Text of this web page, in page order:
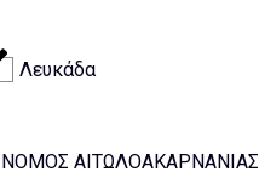
Λευκάδα
ΝΟΜΟΣ ΑΙΤΩΛΟΑΚΑΡΝΑΝΙΑΣ